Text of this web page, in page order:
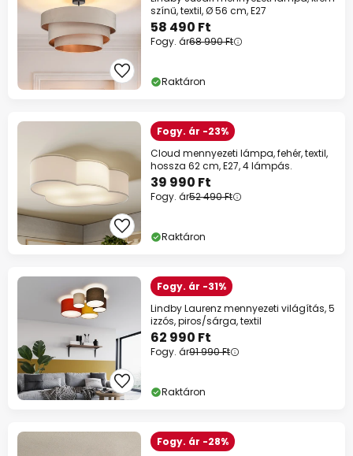
színű, textil, Ø 56 cm, E27
58 490 Ft
Fogy. ár68 990 Ft
Raktáron
Fogy. ár -23%
Cloud mennyezeti lámpa, fehér, textil,
hossza 62 cm, E27, 4 lámpás.
39 990 Ft
Fogy. ár52 490 Ft
Raktáron
Fogy. ár -31%
Lindby Laurenz mennyezeti világítás, 5
izzós, piros/sárga, textil
62 990 Ft
Fogy. ár91 990 Ft
Raktáron
Fogy. ár -28%